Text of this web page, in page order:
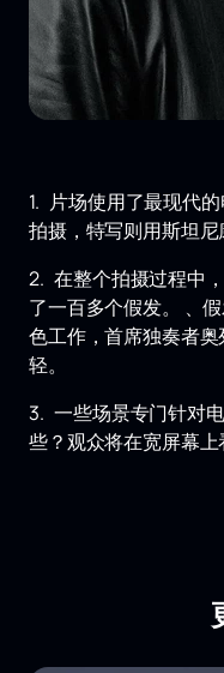
1. 片场使用了最现代
拍摄，特写则用斯坦尼
2. 在整个拍摄过程中
了一百多个假发。 、
色工作，首席独奏者
轻。
3. 一些场景专门针对
些？观众将在宽屏幕上